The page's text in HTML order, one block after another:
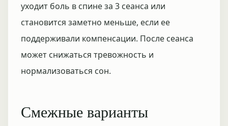
уходит боль в спине за 3 сеанса или
становится заметно меньше, если ее
поддерживали компенсации. После сеанса
может снижаться тревожность и
нормализоваться сон.
Смежные варианты